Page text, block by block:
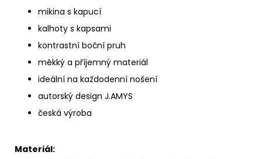
mikina s kapucí
kalhoty s kapsami
kontrastní boční pruh
měkký a příjemný materiál
ideální na každodenní nošení
autorský design J.AMYS
česká výroba
Materiál: